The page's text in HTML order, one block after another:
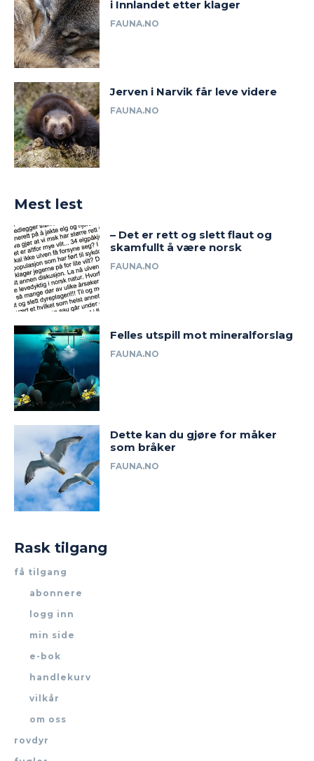
i Innlandet etter klager
FAUNA.NO
Jerven i Narvik får leve videre
FAUNA.NO
Mest lest
– Det er rett og slett flaut og
skamfullt å være norsk
FAUNA.NO
Felles utspill mot mineralforslag
FAUNA.NO
Dette kan du gjøre for måker
som bråker
FAUNA.NO
Rask tilgang
få tilgang
abonnere
logg inn
min side
e-bok
handlekurv
vilkår
om oss
rovdyr